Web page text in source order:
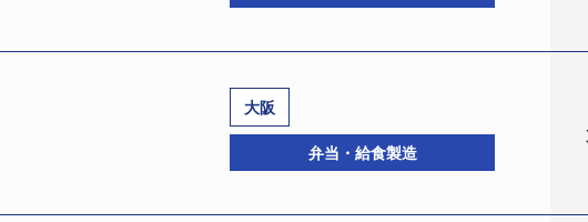
マ（TSR企業コード:570111021、法人番号:4140001053517、兵庫
廃棄物など数多くの廃棄物の処理・リサイクルを手掛けていた。
、廃棄物の処理・再生のみならず、その過程で生じる熱エネルギー
地内にサーマルリサイクル施設のほか、バイオリサイクル施設、廃家電
ード:473096820、法人番号:3200005006374、揖斐郡大野町大野字
神田町1－1－5、電話058－214－6006）が選任された。
大阪
弁当・給食製造